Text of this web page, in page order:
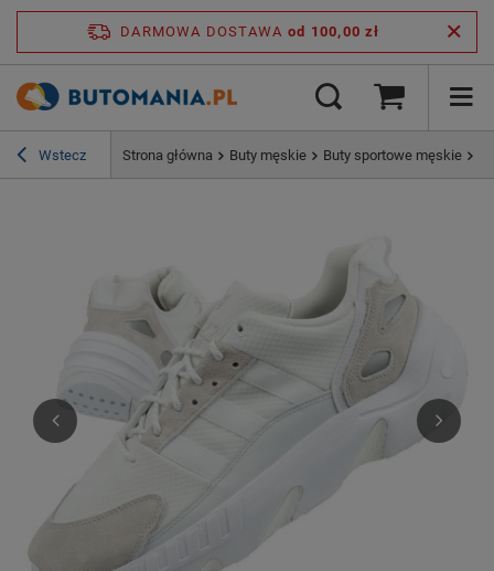
DARMOWA DOSTAWA od 100,00 zł
Wstecz Strona główna Buty męskie Buty sportowe męskie